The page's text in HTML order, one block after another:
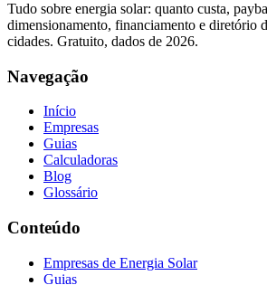
Tudo sobre energia solar: quanto custa,
dimensionamento, financiamento e diretório
cidades. Gratuito, dados de 2026.
Navegação
Início
Empresas
Guias
Calculadoras
Blog
Glossário
Conteúdo
Empresas de Energia Solar
Guias